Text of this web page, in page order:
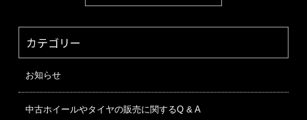
カテゴリー
お知らせ
中古ホイールやタイヤの販売に関するQ & A